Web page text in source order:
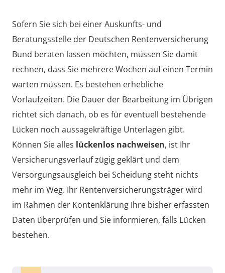
Sofern Sie sich bei einer Auskunfts- und
Beratungsstelle der Deutschen Rentenversicherung
Bund beraten lassen möchten, müssen Sie damit
rechnen, dass Sie mehrere Wochen auf einen Termin
warten müssen. Es bestehen erhebliche
Vorlaufzeiten. Die Dauer der Bearbeitung im Übrigen
richtet sich danach, ob es für eventuell bestehende
Lücken noch aussagekräftige Unterlagen gibt.
Können Sie alles lückenlos nachweisen, ist Ihr
Versicherungsverlauf zügig geklärt und dem
Versorgungsausgleich bei Scheidung steht nichts
mehr im Weg. Ihr Rentenversicherungsträger wird
im Rahmen der Kontenklärung Ihre bisher erfassten
Daten überprüfen und Sie informieren, falls Lücken
bestehen.